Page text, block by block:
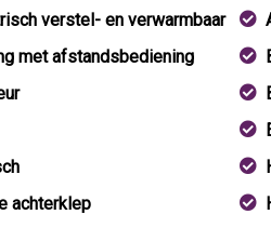
verstel- en verwarmbaar
met afstandsbediening
achterklep